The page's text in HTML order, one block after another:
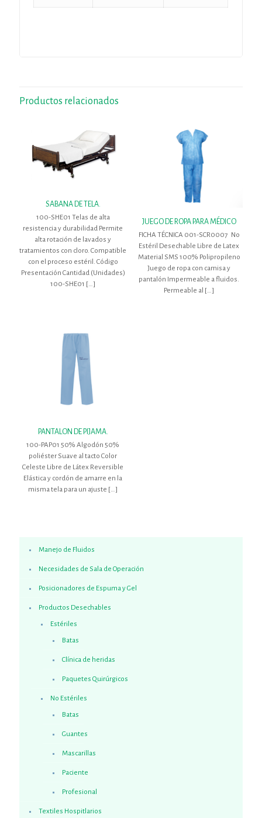
Productos relacionados
SABANA DE TELA.
100-SHE01 Telas de alta
resistencia y durabilidad Permite
alta rotación de lavados y
tratamientos con cloro. Compatible
con el proceso estéril. Código
Presentación Cantidad (Unidades)
100-SHE01 […]
JUEGO DE ROPA PARA MÉDICO
FICHA TÉCNICA 001-SCR0007 No
Estéril Desechable Libre de Latex
Material SMS 100% Polipropileno
Juego de ropa con camisa y
pantalón Impermeable a fluidos.
Permeable al […]
PANTALON DE PIJAMA.
100-PAP01 50% Algodón 50%
poliéster Suave al tacto Color
Celeste Libre de Látex Reversible
Elástica y cordón de amarre en la
misma tela para un ajuste […]
Manejo de Fluidos
Necesidades de Sala de Operación
Posicionadores de Espuma y Gel
Productos Desechables
Estériles
Batas
Clínica de heridas
Paquetes Quirúrgicos
No Estériles
Batas
Guantes
Mascarillas
Paciente
Profesional
Textiles Hospitlarios